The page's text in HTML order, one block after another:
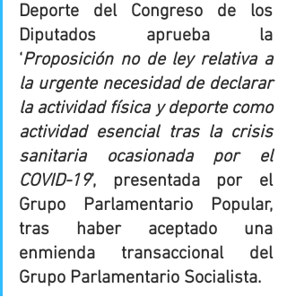
Deporte del Congreso de los
Diputados aprueba la
‘Proposición no de ley relativa a
la urgente necesidad de declarar
la actividad física y deporte como
actividad esencial tras la crisis
sanitaria ocasionada por el
COVID-19’, presentada por el
Grupo Parlamentario Popular,
tras haber aceptado una
enmienda transaccional del
Grupo Parlamentario Socialista.